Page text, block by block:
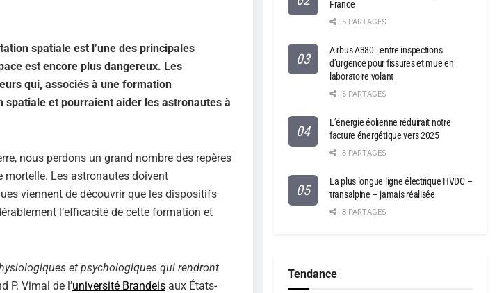
spatiale est l’une des principales
est encore plus dangereux. Les
qui, associés à une formation
et pourraient aider les astronautes à
nous perdons un grand nombre des repères
mortelle. Les astronautes doivent
viennent de découvrir que les dispositifs
l’efficacité de cette formation et
et psychologiques qui rendront
P. Vimal de l’université Brandeis aux États-
France
5 PARTAGES
Airbus A380 : entre inspections
d’urgence pour fissures et mue en
laboratoire volant
6 PARTAGES
L’énergie éolienne réduirait notre
facture énergétique vers 2025
8 PARTAGES
La plus longue ligne électrique HVDC –
transalpine – jamais réalisée
8 PARTAGES
Tendance